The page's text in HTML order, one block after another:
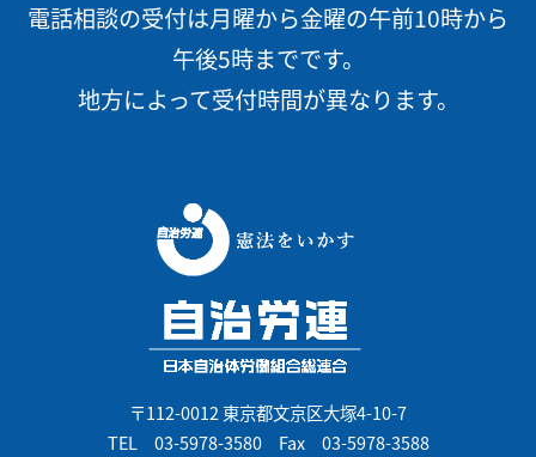
電話相談の受付は月曜から金曜の午前10時から
午後5時までです。
地方によって受付時間が異なります。
〒112-0012 東京都文京区大塚4-10-7
TEL 03-5978-3580Fax 03-5978-3588